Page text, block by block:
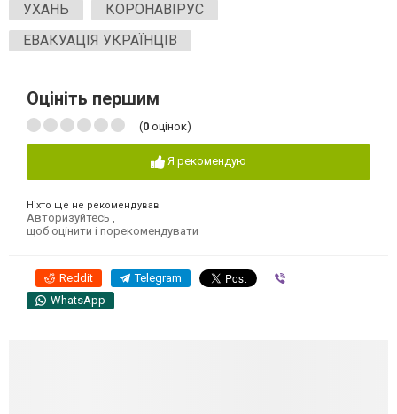
УХАНЬ
КОРОНАВІРУС
ЕВАКУАЦІЯ УКРАЇНЦІВ
Оцініть першим
(0 оцінок)
Я рекомендую
Ніхто ще не рекомендував
Авторизуйтесь
щоб оцінити і порекомендувати
Reddit Telegram
WhatsApp